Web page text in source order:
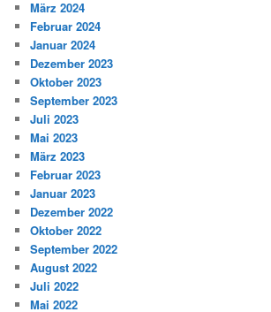
März 2024
Februar 2024
Januar 2024
Dezember 2023
Oktober 2023
September 2023
Juli 2023
Mai 2023
März 2023
Februar 2023
Januar 2023
Dezember 2022
Oktober 2022
September 2022
August 2022
Juli 2022
Mai 2022